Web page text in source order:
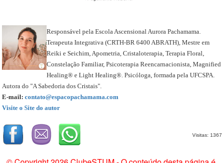
Responsável pela Escola Ascensional Aurora Pachamama.
Terapeuta Integrativa (CRTH-BR 6400 ABRATH), Mestre em
Reiki e Seichim, Apometria, Cristaloterapia, Terapia Floral,
Constelação Familiar, Psicoterapia Reencarnacionista, Magnified
Healing® e Light Healing®. Psicóloga, formada pela UFCSPA.
Autora do "A Sabedoria dos Cristais".
E-mail: contato@espacopachamama.com
Visite o Site do autor
Visitas: 1367